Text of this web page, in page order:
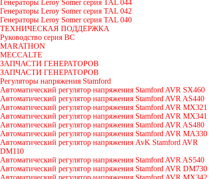
Генераторы Leroy Somer серия TAL 044
Генераторы Leroy Somer серия TAL 042
Генераторы Leroy Somer серия TAL 040
ТЕХНИЧЕСКАЯ ПОДДЕРЖКА
Руководство серия BC
MARATHON
MECCALTE
ЗАПЧАСТИ ГЕНЕРАТОРОВ
ЗАПЧАСТИ ГЕНЕРАТОРОВ
Регуляторы напряжения Stamford
Автоматический регулятор напряжения Stamford AVR SX460
Автоматический регулятор напряжения Stamford AVR AS440
Автоматический регулятор напряжения Stamford AVR MX321
Автоматический регулятор напряжения Stamford AVR MX341
Автоматический регулятор напряжения Stamford AVR AS480
Автоматический регулятор напряжения Stamford AVR MA330
Автоматический регулятор напряжения AvK Stamford AVR
DM110
Автоматический регулятор напряжения Stamford AVR AS540
Автоматический регулятор напряжения Stamford AVR DM730
Автоматический регулятор напряжения Stamford AVR MX342